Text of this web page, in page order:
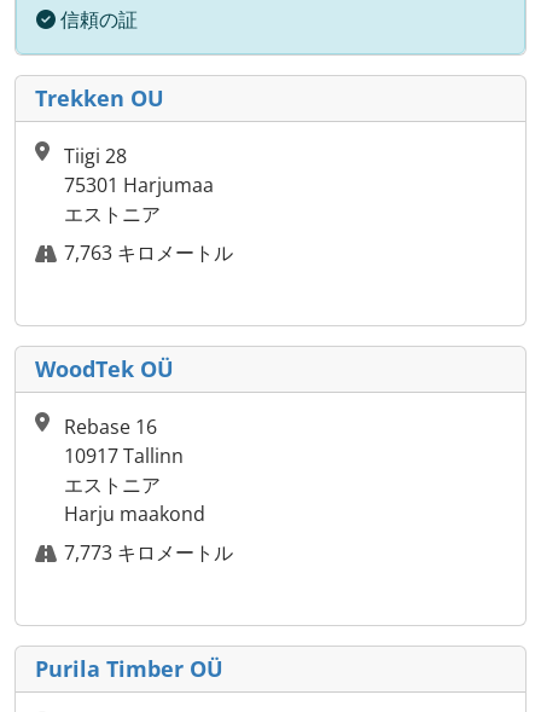
信頼の証
Trekken OU
Tiigi 28
75301 Harjumaa
エストニア
7,763 キロメートル
WoodTek OÜ
Rebase 16
10917 Tallinn
エストニア
Harju maakond
7,773 キロメートル
Purila Timber OÜ